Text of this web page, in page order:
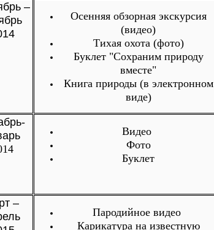
–
Осенняя обзорная экскурсия
(видео)
Тихая охота (фото)
Буклет "Сохраним природу
вместе"
Книга природы (в электронном
виде)
Видео
Фото
Буклет
–
Пародийное видео
Карикатура на известную